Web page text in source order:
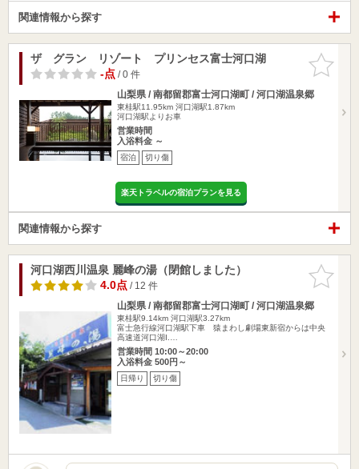
関連情報から探す
お気に入
りに追加
ザ グラン リゾート プリンセス富士河口湖
-点/ 0 件
山梨県 / 南都留郡富士河口湖町 / 河口湖温泉郷
東桂駅11.95km 河口湖駅1.87km
河口湖駅よりお車
営業時間
入浴料金 ～
宿泊 切り傷
楽天トラベルの宿泊プランを見る
関連情報から探す
お気に入
りに追加
河口湖西川温泉 麗峰の湯（閉館しました）
4.0点/ 12 件
山梨県 / 南都留郡富士河口湖町 / 河口湖温泉郷
東桂駅9.14km 河口湖駅3.27km
富士急行線河口湖駅下車 猿まわし劇場東新宿からは中央
高速道河口湖I.…
営業時間 10:00～20:00
入浴料金 500円～
日帰り 切り傷